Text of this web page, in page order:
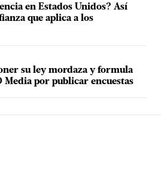
en Estados Unidos? Así
que aplica a los
su ley mordaza y formula
Media por publicar encuestas